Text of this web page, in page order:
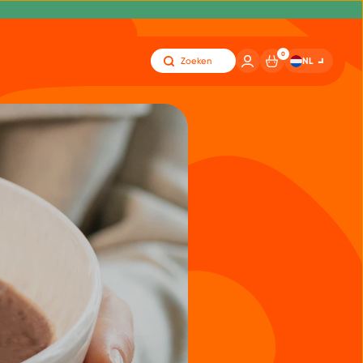
Zoeken
0
NL